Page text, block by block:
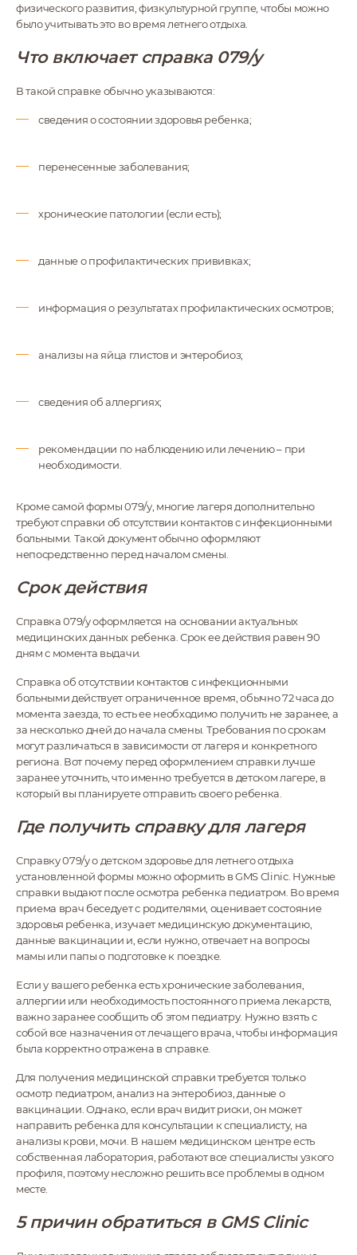
физического развития, физкультурной группе, чтобы можно
было учитывать это во время летнего отдыха.
Что включает справка 079/у
В такой справке обычно указываются:
сведения о состоянии здоровья ребенка;
перенесенные заболевания;
хронические патологии (если есть);
данные о профилактических прививках;
информация о результатах профилактических осмотров;
анализы на яйца глистов и энтеробиоз;
сведения об аллергиях;
рекомендации по наблюдению или лечению – при
необходимости.
Кроме самой формы 079/у, многие лагеря дополнительно
требуют справки об отсутствии контактов с инфекционными
больными. Такой документ обычно оформляют
непосредственно перед началом смены.
Срок действия
Справка 079/у оформляется на основании актуальных
медицинских данных ребенка. Срок ее действия равен 90
дням с момента выдачи.
Справка об отсутствии контактов с инфекционными
больными действует ограниченное время, обычно 72 часа до
момента заезда, то есть ее необходимо получить не заранее, а
за несколько дней до начала смены. Требования по срокам
могут различаться в зависимости от лагеря и конкретного
региона. Вот почему перед оформлением справки лучше
заранее уточнить, что именно требуется в детском лагере, в
который вы планируете отправить своего ребенка.
Где получить справку для лагеря
Справку 079/у о детском здоровье для летнего отдыха
установленной формы можно оформить в GMS Clinic. Нужные
справки выдают после осмотра ребенка педиатром. Во время
приема врач беседует с родителями, оценивает состояние
здоровья ребенка, изучает медицинскую документацию,
данные вакцинации и, если нужно, отвечает на вопросы
мамы или папы о подготовке к поездке.
Если у вашего ребенка есть хронические заболевания,
аллергии или необходимость постоянного приема лекарств,
важно заранее сообщить об этом педиатру. Нужно взять с
собой все назначения от лечащего врача, чтобы информация
была корректно отражена в справке.
Для получения медицинской справки требуется только
осмотр педиатром, анализ на энтеробиоз, данные о
вакцинации. Однако, если врач видит риски, он может
направить ребенка для консультации к специалисту, на
анализы крови, мочи. В нашем медицинском центре есть
собственная лаборатория, работают все специалисты узкого
профиля, поэтому несложно решить все проблемы в одном
месте.
5 причин обратиться в GMS Clinic